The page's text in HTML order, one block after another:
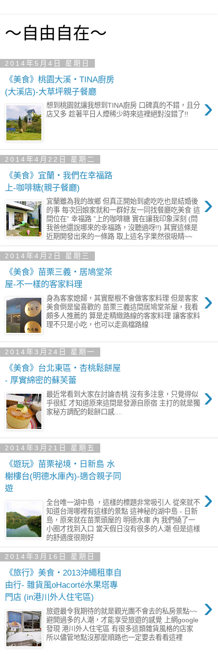
～自由自在～
2014年5月4日 星期日
《美食》桃園大溪‧TINA廚房
(大溪店)-大草坪親子餐廳
›
想到桃園就讓我想到TINA廚房 口碑真的不錯，且分
店又多 趁著平日人煙稀少時來這裡絕對沒錯了!!
2014年4月22日 星期二
《美食》宜蘭‧我們在幸福路
上-咖啡糖(親子餐廳)
›
宜蘭雖為我的故鄉 但真正開始到處吃吃也是結婚後
的事 每次回娘家就和一群好友一同找餐廳吃美食 這
間位在” 幸福路 ”上的咖啡糖 實在讓我印象深刻 (問
我爸他還說哪來的幸福路，沒聽過呀!!) 其實這條是
近期開發出來的一條路 取上這名字果然很吸睛~~
2014年4月2日 星期三
《美食》苗栗三義‧居鳩堂茶
屋-不一樣的客家料理
›
身為客家媳婦，其實壓根不會做客家料理 但是客家
美食倒是蠻喜歡的 苗栗三義這間居鳩堂茶屋，我看
頗多人推薦的 算是走精緻路線的客家料理 讓客家料
理不只是小吃，也可以走高檔路線
2014年3月24日 星期一
《美食》台北東區‧杏桃鬆餅屋
- 厚實綿密的蘇芙蕾
›
最近常看到大家在討論杏桃 沒有多注意，只覺得似
乎很紅 才知道原來這間是發源自原宿 主打的就是獨
家秘方調配的鬆餅口感....
2014年3月21日 星期五
《遊玩》苗栗祕境‧日新島 水
榭樓台(明德水庫內)-適合親子同
遊
›
全台唯一湖中島 ，這樣的標題非常吸引人 從來就不
知道台灣哪裡有這樣的景點 這神秘的湖中島 - 日新
島，原來就在苗栗頭屋的 明德水庫 內 我們繞了一
小圈才找到入口 當天假日沒有很多的人潮 但是這樣
的舒適度很剛好
2014年3月16日 星期日
《旅行》美食‧2013沖繩租車自
由行- 雜貨風oHacorté水果塔專
門店 (in港川外人住宅區)
›
旅遊最令我期待的就是觀光團不會去的私房景點~~
避開過多的人潮，才能享受旅遊的感覺 上網google
發現 港川外人住宅區 有很多這類雜貨風格的店家
所以儘管地點沒那麼順路也一定要去看看這裡